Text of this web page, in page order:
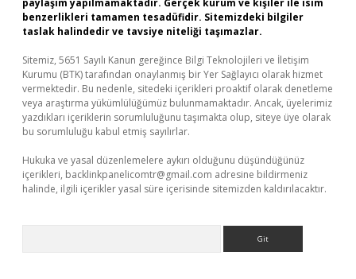
paylaşım yapılmamaktadır. Gerçek kurum ve kişiler ile isim
benzerlikleri tamamen tesadüfidir. Sitemizdeki bilgiler
taslak halindedir ve tavsiye niteliği taşımazlar.
Sitemiz, 5651 Sayılı Kanun gereğince Bilgi Teknolojileri ve İletişim
Kurumu (BTK) tarafından onaylanmış bir Yer Sağlayıcı olarak hizmet
vermektedir. Bu nedenle, sitedeki içerikleri proaktif olarak denetleme
veya araştırma yükümlülüğümüz bulunmamaktadır. Ancak, üyelerimiz
yazdıkları içeriklerin sorumluluğunu taşımakta olup, siteye üye olarak
bu sorumluluğu kabul etmiş sayılırlar.
Hukuka ve yasal düzenlemelere aykırı olduğunu düşündüğünüz
içerikleri, backlinkpanelicomtr@gmail.com adresine bildirmeniz
halinde, ilgili içerikler yasal süre içerisinde sitemizden kaldırılacaktır.